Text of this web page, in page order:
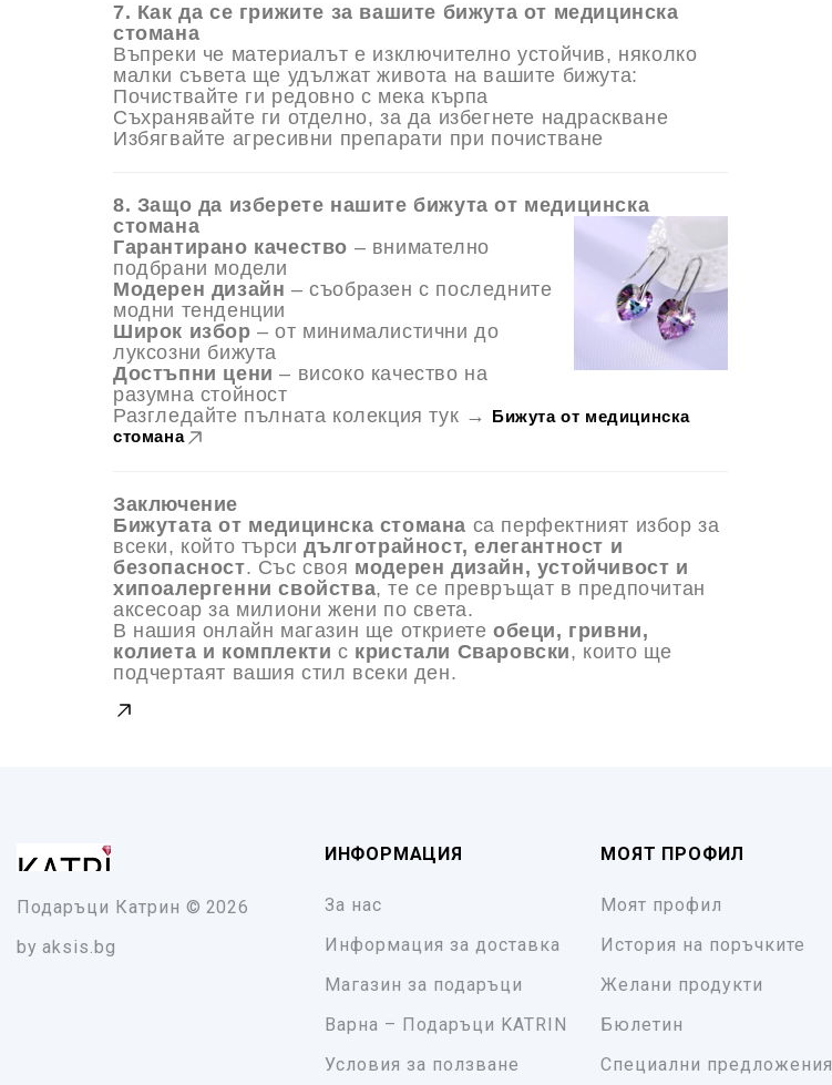
7. Как да се грижите за вашите бижута от медицинска
стомана
Въпреки че материалът е изключително устойчив, няколко
малки съвета ще удължат живота на вашите бижута:
Почиствайте ги редовно с мека кърпа
Съхранявайте ги отделно, за да избегнете надраскване
Избягвайте агресивни препарати при почистване
8. Защо да изберете нашите бижута от медицинска
стомана
Гарантирано качество – внимателно
подбрани модели
Модерен дизайн – съобразен с последните
модни тенденции
Широк избор – от минималистични до
луксозни бижута
Достъпни цени – високо качество на
разумна стойност
Разгледайте пълната колекция тук → Бижута от медицинска
стомана
Заключение
Бижутата от медицинска стомана са перфектният избор за
всеки, който търсидълготрайност, елегантност и
безопасност. Със своя модерен дизайн, устойчивост и
хипоалергенни свойства, те се превръщат в предпочитан
аксесоар за милиони жени по света.
В нашия онлайн магазин ще откриете обеци, гривни,
колиета и комплекти с кристали Сваровски, които ще
подчертаят вашия стил всеки ден.
Подаръци Катрин © 2026
by aksis.bg
ИНФОРМАЦИЯ
За нас
Информация за доставка
Магазин за подаръци
Варна – Подаръци KATRIN
Условия за ползване
МОЯТ ПРОФИЛ
Моят профил
История на поръчките
Желани продукти
Бюлетин
Специални предложения